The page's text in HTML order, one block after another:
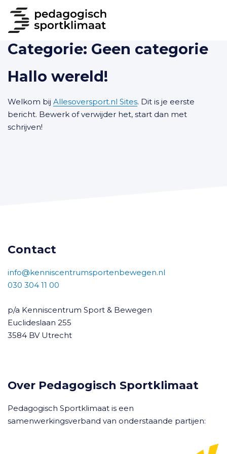
Categorie: Geen categorie
Hallo wereld!
Welkom bij Allesoversport.nl Sites. Dit is je eerste
bericht. Bewerk of verwijder het, start dan met
schrijven!
Contact
info@kenniscentrumsportenbewegen.nl
030 304 11 00
p/a Kenniscentrum Sport & Bewegen
Euclideslaan 255
3584 BV Utrecht
Over Pedagogisch Sportklimaat
Pedagogisch Sportklimaat is een
samenwerkingsverband van onderstaande partijen: